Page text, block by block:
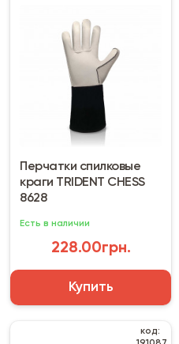
Перчатки спилковые
краги TRIDENT CHESS
8628
Есть в наличии
228.00грн.
Купить
код: